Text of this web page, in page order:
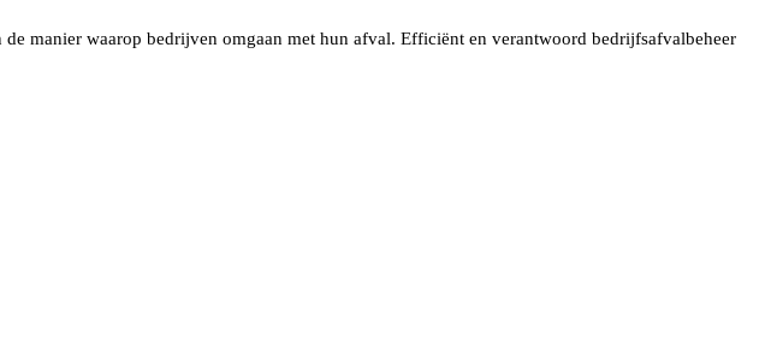
manier waarop bedrijven omgaan met hun afval. Efficiënt en verantwoord bedrijfsafvalbeheer